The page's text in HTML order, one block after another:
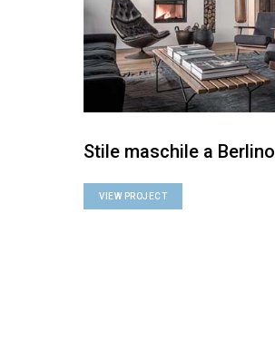
Stile maschile a Berlino
VIEW PROJECT